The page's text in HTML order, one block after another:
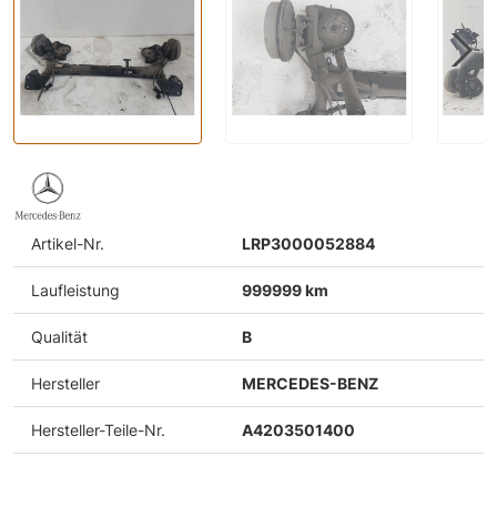
Artikel-Nr. LRP3000052884
Laufleistung 999999 km
Qualität B
Hersteller MERCEDES-BENZ
Hersteller-Teile-Nr. A4203501400